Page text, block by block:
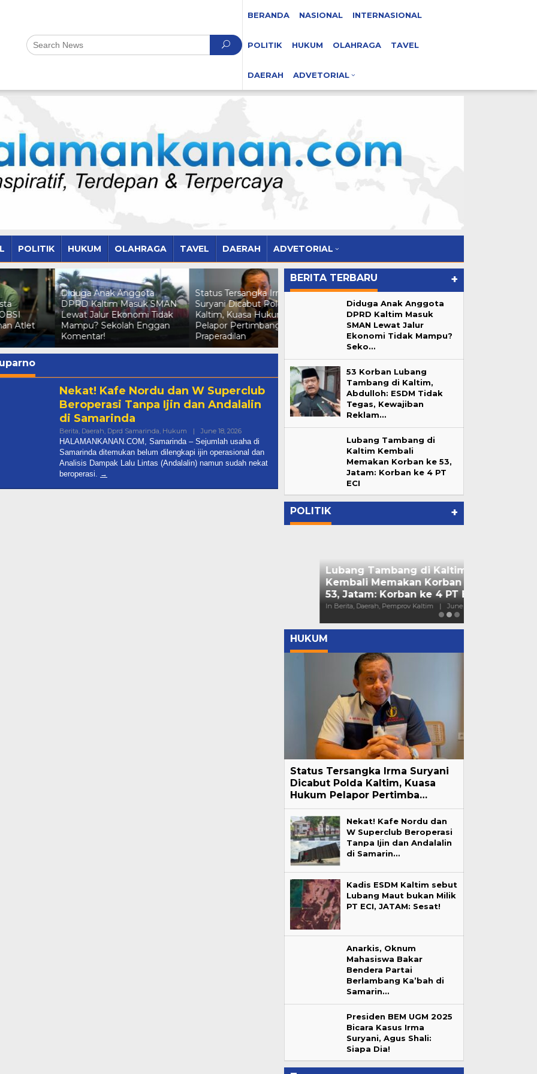
BERANDA NASIONAL INTERNASIONAL
POLITIK HUKUM OLAHRAGA TAVEL
DAERAH ADVETORIAL
POLITIK HUKUM OLAHRAGA TAVEL DAERAH ADVETORIAL
Diduga Anak Anggota
DPRD Kaltim Masuk SMAN
Lewat Jalur Ekonomi Tidak
Mampu? Sekolah Enggan
Komentar!
Status Tersangka Irma
Suryani Dicabut Polda
Kaltim, Kuasa Hukum
Pelapor Pertimbangkan
Praperadilan
Nekat! Kafe Nordu dan W
Superclub Beroperasi Tanpa
Ijin dan Andalalin di
Reborn Fun Games, Cari
Bibit Atlet Biliar Potensial
Samarinda
Games, Cari Bibit Atlet Biliar
Potensial Samarinda
Nekat! Kafe Nordu dan W Superclub
Beroperasi Tanpa Ijin dan Andalalin
di Samarinda
Berita, Daerah, Dprd Samarinda, Hukum | June 18, 2026By
Halamankanancom@gmail.com
HALAMANKANAN.COM, Samarinda – Sejumlah usaha di
Samarinda ditemukan belum dilengkapi ijin operasional dan
Analisis Dampak Lalu Lintas (Andalalin) namun sudah nekat
beroperasi.
BERITA TERBARU +
Diduga Anak Anggota
DPRD Kaltim Masuk
SMAN Lewat Jalur
Ekonomi Tidak Mampu?
Seko…
53 Korban Lubang
Tambang di Kaltim,
Abdulloh: ESDM Tidak
Tegas, Kewajiban
Reklam…
Lubang Tambang di
Kaltim Kembali
Memakan Korban ke 53,
Jatam: Korban ke 4 PT
ECI
POLITIK +
Diduga Anak Anggota DPRD
Ekonomi Tidak Mampu? Seko…
Lubang Tambang di Kaltim
Kembali Memakan Korban ke
53, Jatam: Korban ke 4 PT ECI
In Berita, Daerah, Pemprov Kaltim
HUKUM
Status Tersangka Irma Suryani
Dicabut Polda Kaltim, Kuasa
Hukum Pelapor Pertimba…
Nekat! Kafe Nordu dan
W Superclub Beroperasi
Tanpa Ijin dan Andalalin
di Samarin…
Kadis ESDM Kaltim sebut
Lubang Maut bukan Milik
PT ECI, JATAM: Sesat!
Anarkis, Oknum
Mahasiswa Bakar
Bendera Partai
Berlambang Ka’bah di
Samarin…
Presiden BEM UGM 2025
Bicara Kasus Irma
Suryani, Agus Shali:
Siapa Dia!